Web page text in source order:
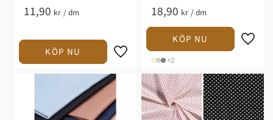
11,90 kr /dm 18,90 kr /dm
+2